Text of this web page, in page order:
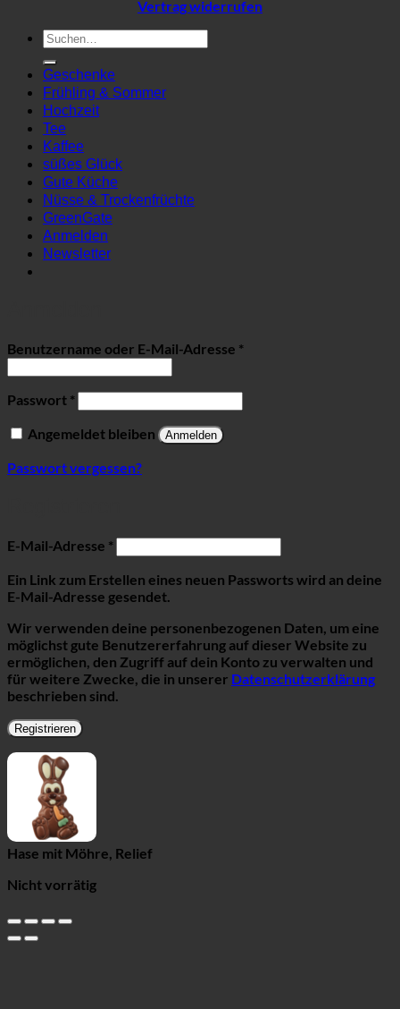
Vertrag widerrufen
Suchen
nach:
Geschenke
Frühling & Sommer
Hochzeit
Tee
Kaffee
süßes Glück
Gute Küche
Nüsse & Trockenfrüchte
GreenGate
Anmelden
Newsletter
Benutzername oder E-Mail-Adresse *Erforderlich
Passwort *Erforderlich
Angemeldet bleiben Anmelden
Passwort vergessen?
E-Mail-Adresse *Erforderlich
Ein Link zum Erstellen eines neuen Passworts wird an deine
E-Mail-Adresse gesendet.
Wir verwenden deine personenbezogenen Daten, um eine
möglichst gute Benutzererfahrung auf dieser Website zu
ermöglichen, den Zugriff auf dein Konto zu verwalten und
für weitere Zwecke, die in unserer Datenschutzerklärung
beschrieben sind.
Registrieren
Hase mit Möhre, Relief
Nicht vorrätig